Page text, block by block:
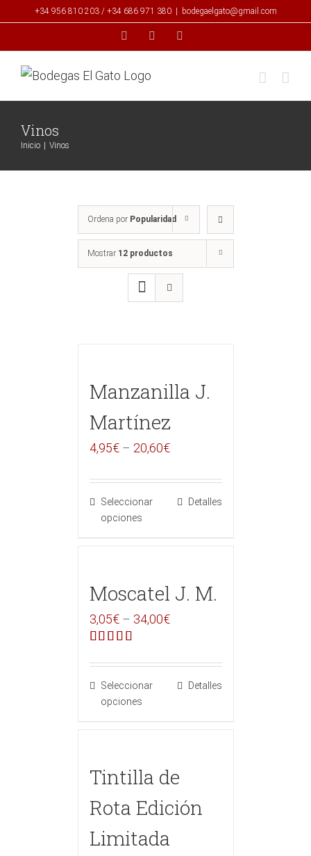
contenido
+34 956 810 203 / +34 686 971 380 bodegaelgato@gmail.com
FacebookTwitter
Vinos
Inicio Vinos
Ordena por Popularidad
Mostrar 12 productos
Manzanilla J.
Martínez
4,95€– 20,60€
Seleccionar
opciones
Detalles
Moscatel J. M.
5.00de 5
3,05€– 34,00€
Seleccionar
opciones
Detalles
Tintilla de
Rota Edición
Limitada